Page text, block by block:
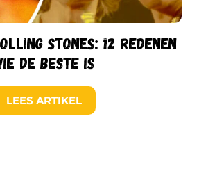
Stones: 12 redenen
de beste is
LEES ARTIKEL